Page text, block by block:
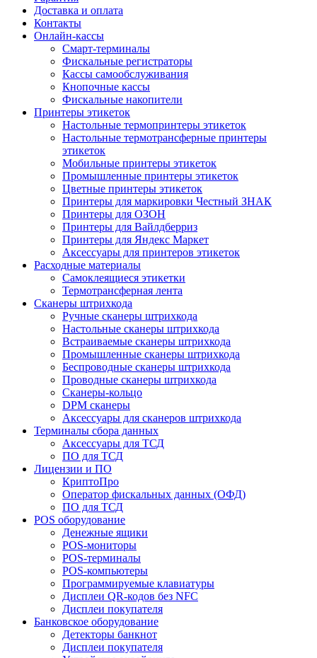
Доставка и оплата
Контакты
Онлайн-кассы
Смарт-терминалы
Фискальные регистраторы
Кассы самообслуживания
Кнопочные кассы
Фискальные накопители
Принтеры этикеток
Настольные термопринтеры этикеток
Настольные термотрансферные принтеры
этикеток
Мобильные принтеры этикеток
Промышленные принтеры этикеток
Цветные принтеры этикеток
Принтеры для маркировки Честный ЗНАК
Принтеры для ОЗОН
Принтеры для Вайлдберриз
Принтеры для Яндекс Маркет
Аксессуары для принтеров этикеток
Расходные материалы
Самоклеящиеся этикетки
Термотрансферная лента
Сканеры штрихкода
Ручные сканеры штрихкода
Настольные сканеры штрихкода
Встраиваемые сканеры штрихкода
Промышленные сканеры штрихкода
Беспроводные сканеры штрихкода
Проводные сканеры штрихкода
Сканеры-кольцо
DPM сканеры
Аксессуары для сканеров штрихкода
Терминалы сбора данных
Аксессуары для ТСД
ПО для ТСД
Лицензии и ПО
КриптоПро
Оператор фискальных данных (ОФД)
ПО для ТСД
POS оборудование
Денежные ящики
POS-мониторы
POS-терминалы
POS-компьютеры
Программируемые клавиатуры
Дисплеи QR-кодов без NFC
Дисплеи покупателя
Банковское оборудование
Детекторы банкнот
Дисплеи покупателя